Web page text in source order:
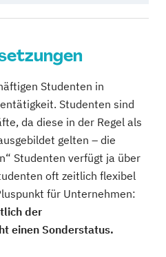
Studenten in
Studenten sind
da diese in der Regel als
gelten – die
Studenten verfügt ja über
oft zeitlich flexibel
für Unternehmen:
der
einen Sonderstatus.